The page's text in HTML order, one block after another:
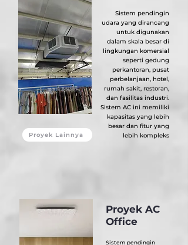
Proyek Lainnya
Sistem pendingin
udara yang dirancang
untuk digunakan
dalam skala besar di
lingkungan komersial
seperti gedung
perkantoran, pusat
perbelanjaan, hotel,
rumah sakit, restoran,
dan fasilitas industri.
Sistem AC ini memiliki
kapasitas yang lebih
besar dan fitur yang
lebih kompleks
Sistem pendingin
Proyek AC
Office